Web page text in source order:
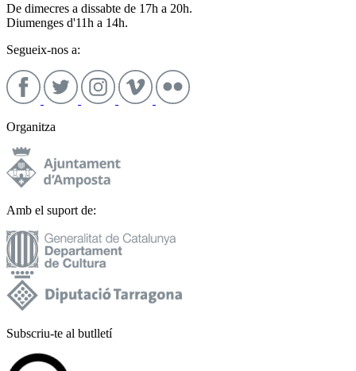
De dimecres a dissabte de 17h a 20h.
Diumenges d'11h a 14h.
Segueix-nos a:
Organitza
Amb el suport de:
Subscriu-te al butlletí